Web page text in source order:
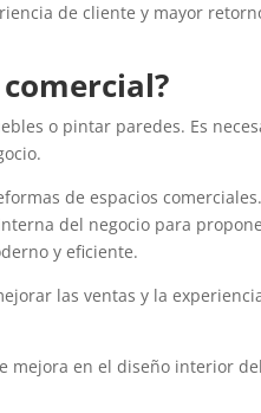
de cliente y mayor
o pintar paredes. Es
de espacios
del negocio para
y eficiente.
las ventas y la
mejora en el diseño interior del